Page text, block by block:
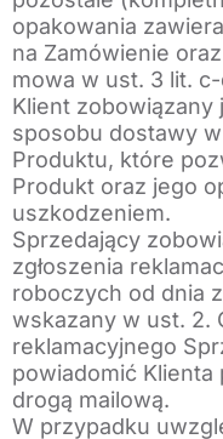
opakowania
na Zamówienie
mowa w ust. 3 lit.
Klient
sposobu dostawy
Produktu, które
Produkt oraz jego
uszkodzeniem.
Sprzedający
zgłoszenia
roboczych od dnia
wskazany w ust. 2.
reklamacyjnego
powiadomić
drogą mailową.
W przypadku